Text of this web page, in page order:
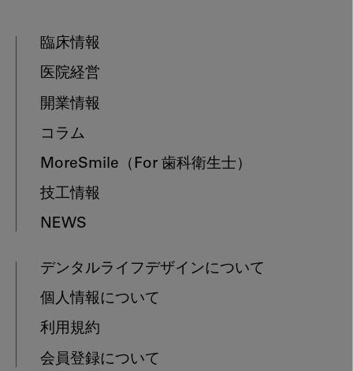
臨床情報
医院経営
開業情報
コラム
MoreSmile （For 歯科衛生士）
技工情報
NEWS
デンタルライフデザインについて
個人情報について
利用規約
会員登録について